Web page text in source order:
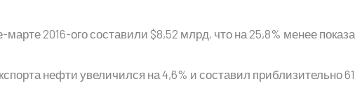
2016-ого составили $8,52 млрд, что на 25,8% менее
нефти увеличился на 4,6% и составил приблизительно